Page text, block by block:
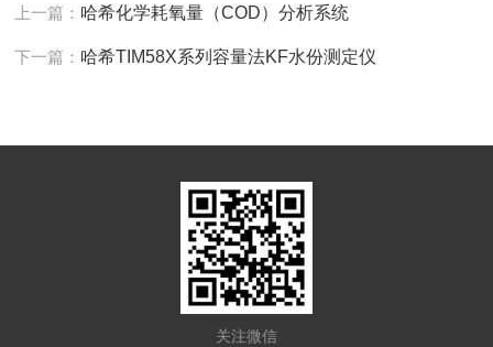
上一篇： 哈希化学耗氧量（COD）分析系统
下一篇： 哈希TIM58X系列容量法KF水份测定仪
关注微信